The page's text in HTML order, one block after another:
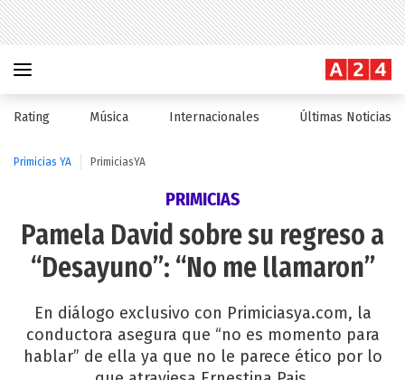
Rating Música Internacionales Últimas Noticias
Primicias YA PrimiciasYA
PRIMICIAS
Pamela David sobre su regreso a
“Desayuno”: “No me llamaron”
En diálogo exclusivo con Primiciasya.com, la
conductora asegura que “no es momento para
hablar” de ella ya que no le parece ético por lo